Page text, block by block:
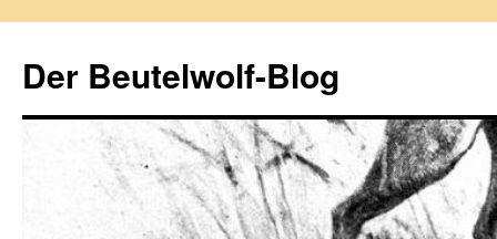
springen
Der Beutelwolf-Blog